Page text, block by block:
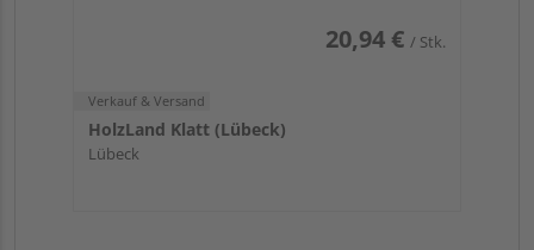
20,94 € / Stk.
Verkauf & Versand
HolzLand Klatt (Lübeck)
Lübeck